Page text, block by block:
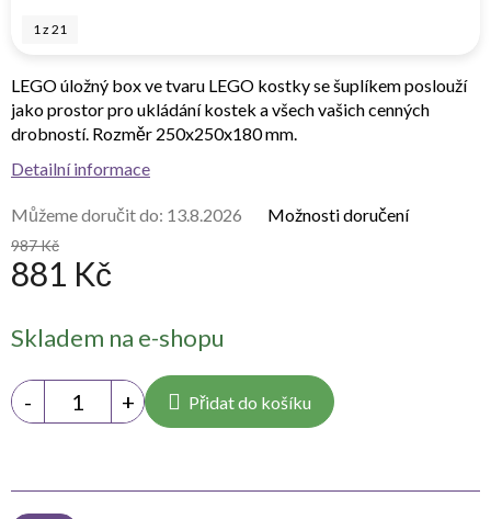
1z 21
987 Kč
881 Kč
cena:
Skladem na e-shopu
Můžeme doručit do: 13.8.2026 Možnosti doručení
Přidat do košíku
LEGO úložný box ve tvaru LEGO kostky se šuplíkem poslouží
jako prostor pro ukládání kostek a všech vašich cenných
drobností. Rozměr 250x250x180 mm.
Detailní informace